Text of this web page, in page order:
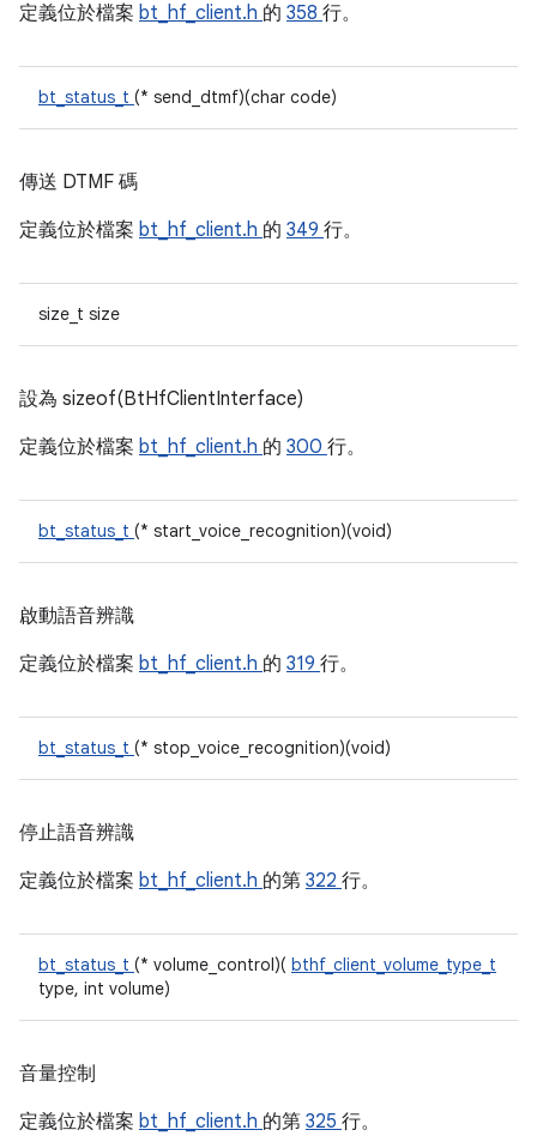
定義位於檔案 bt_hf_client.h 的 358 行。
bt_status_t (* send_dtmf)(char code)
傳送 DTMF 碼
定義位於檔案 bt_hf_client.h 的 349 行。
size_t size
設為 sizeof(BtHfClientInterface)
定義位於檔案 bt_hf_client.h 的 300 行。
bt_status_t (* start_voice_recognition)(void)
啟動語音辨識
定義位於檔案 bt_hf_client.h 的 319 行。
bt_status_t (* stop_voice_recognition)(void)
停止語音辨識
定義位於檔案 bt_hf_client.h 的第 322 行。
bt_status_t (* volume_control)( bthf_client_volume_type_t
type, int volume)
音量控制
定義位於檔案 bt_hf_client.h 的第 325 行。